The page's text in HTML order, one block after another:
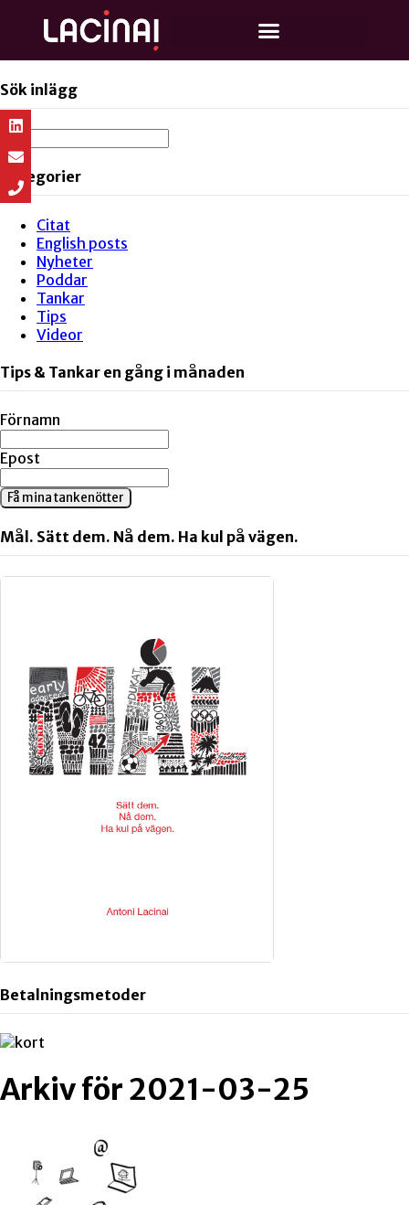
Sök inlägg
Kategorier
Citat
English posts
Nyheter
Poddar
Tankar
Tips
Videor
Tips & Tankar en gång i månaden
Förnamn
Epost
Få mina tankenötter
Mål. Sätt dem. Nå dem. Ha kul på vägen.
Betalningsmetoder
Arkiv för 2021-03-25